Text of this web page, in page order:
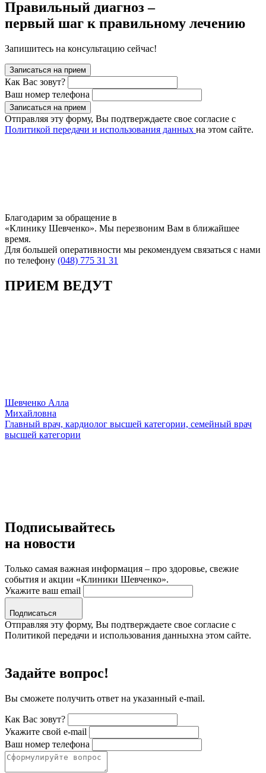
Правильный диагноз –
первый шаг к правильному лечению
Запишитесь на консультацию сейчас!
Записаться на прием
Как Вас зовут?
Ваш номер телефона
Записаться на прием
Отправляя эту форму, Вы подтверждаете свое согласие с
Политикой передачи и использования данных на этом сайте.
Благодарим за обращение в
«Клинику Шевченко». Мы перезвоним Вам в ближайшее
время.
Для большей оперативности мы рекомендуем связаться с нами
по телефону (048) 775 31 31
ПРИЕМ ВЕДУТ
Шевченко Алла
Михайловна
Главный врач, кардиолог высшей категории, семейный врач
высшей категории
Подписывайтесь
на новости
Только самая важная информация – про здоровье, свежие
события и акции «Клиники Шевченко».
Укажите ваш email
Подписаться
Отправляя эту форму, Вы подтверждаете свое согласие с
Политикой передачи и использования данныхна этом сайте.
Задайте вопрос!
Вы сможете получить ответ на указанный e-mail.
Как Вас зовут?
Укажите свой e-mail
Ваш номер телефона